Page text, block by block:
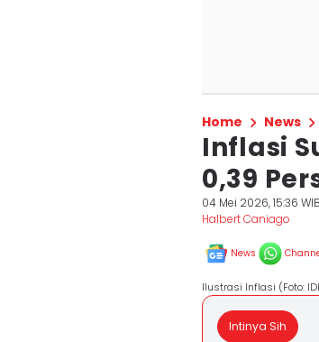
Home News
Inflasi
0,39
04 Mei 2026, 15:36 WIB
Halbert Caniago
News
Ilustrasi Inflasi (Foto:
Intinya Sih